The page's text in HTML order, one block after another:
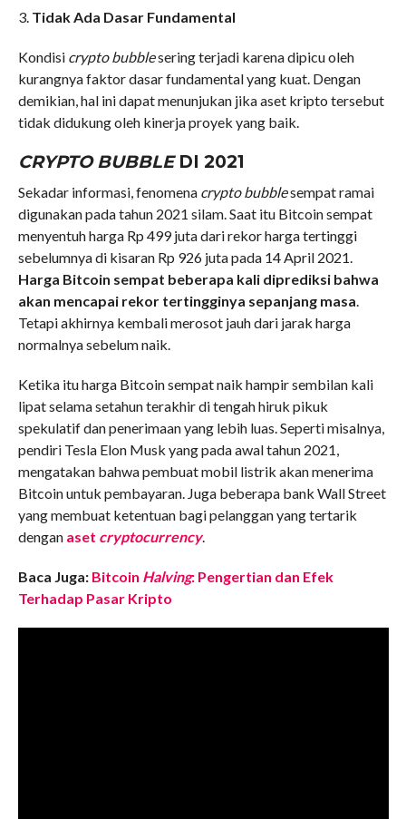
3. Tidak Ada Dasar Fundamental
Kondisi crypto bubblesering terjadi karena dipicu oleh
kurangnya faktor dasar fundamental yang kuat. Dengan
demikian, hal ini dapat menunjukan jika aset kripto tersebut
tidak didukung oleh kinerja proyek yang baik.
CRYPTO BUBBLEDI 2021
Sekadar informasi, fenomena crypto bubblesempat ramai
digunakan pada tahun 2021 silam. Saat itu Bitcoin sempat
menyentuh harga Rp 499 juta dari rekor harga tertinggi
sebelumnya di kisaran Rp 926 juta pada 14 April 2021.
Harga Bitcoin sempat beberapa kali diprediksi bahwa
akan mencapai rekor tertingginya sepanjang masa.
Tetapi akhirnya kembali merosot jauh dari jarak harga
normalnya sebelum naik.
Ketika itu harga Bitcoin sempat naik hampir sembilan kali
lipat selama setahun terakhir di tengah hiruk pikuk
spekulatif dan penerimaan yang lebih luas. Seperti misalnya,
pendiri Tesla Elon Musk yang pada awal tahun 2021,
mengatakan bahwa pembuat mobil listrik akan menerima
Bitcoin untuk pembayaran. Juga beberapa bank Wall Street
yang membuat ketentuan bagi pelanggan yang tertarik
dengan aset cryptocurrency.
Baca Juga: Bitcoin Halving: Pengertian dan Efek
Terhadap Pasar Kripto